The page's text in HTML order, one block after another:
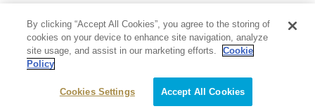
写真集 教養
医学・福祉
By clicking “Accept All Cookies”, you agree to the storing of
cookies on your device to enhance site navigation, analyze
site usage, and assist in our marketing efforts.
Cookie
Policy
Cookies Settings Accept All Cookies